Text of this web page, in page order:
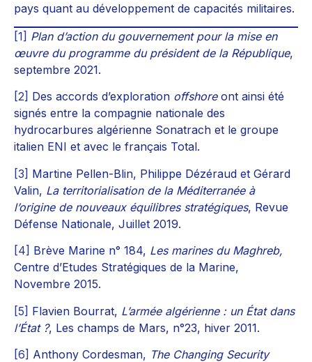
pays quant au développement de capacités militaires.
[1] Plan d’action du gouvernement pour la mise en
œuvre du programme du président de la République,
septembre 2021.
[2] Des accords d’exploration offshoreont ainsi été
signés entre la compagnie nationale des
hydrocarbures algérienne Sonatrach et le groupe
italien ENI et avec le français Total.
[3] Martine Pellen-Blin, Philippe Dézéraud et Gérard
Valin, La territorialisation de la Méditerranée à
l’origine de nouveaux équilibres stratégiques, Revue
Défense Nationale, Juillet 2019.
[4] Brève Marine n° 184, Les marines du Maghreb,
Centre d’Etudes Stratégiques de la Marine,
Novembre 2015.
[5] Flavien Bourrat, L’armée algérienne : un État dans
l’État ?, Les champs de Mars, n°23, hiver 2011.
[6] Anthony Cordesman, The Changing Security